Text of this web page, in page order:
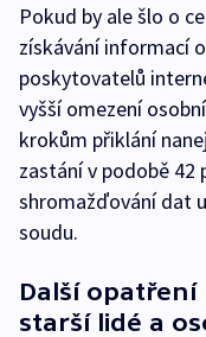
Pokud by ale šlo o
získávání informací
poskytovatelů
vyšší omezení
krokům přiklání
zastání v podobě 42
shromažďování dat
soudu.
Další opatření
starší lidé a